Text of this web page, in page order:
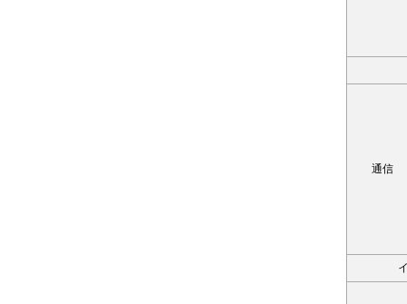
通信